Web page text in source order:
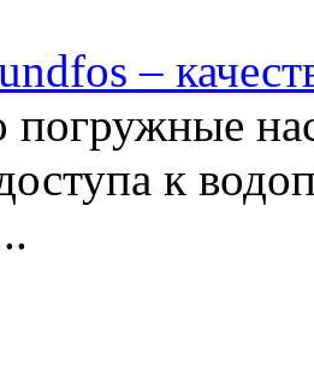
–
погружные
к